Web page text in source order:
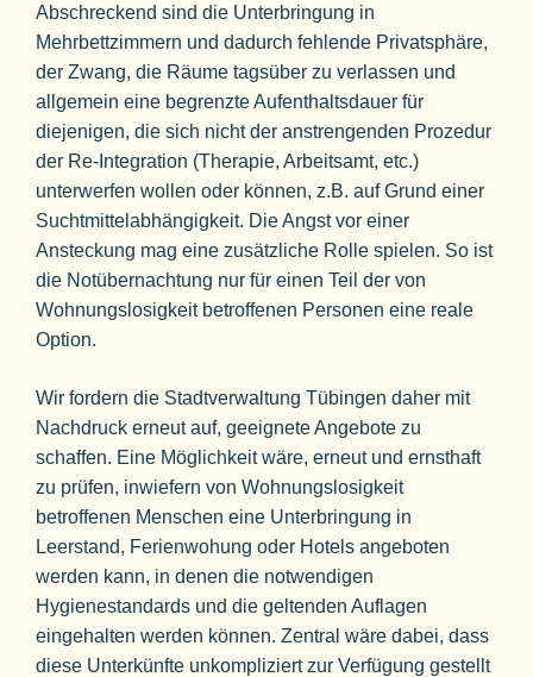
Abschreckend sind die Unterbringung in
Mehrbettzimmern und dadurch fehlende Privatsphäre,
der Zwang, die Räume tagsüber zu verlassen und
allgemein eine begrenzte Aufenthaltsdauer für
diejenigen, die sich nicht der anstrengenden Prozedur
der Re-Integration (Therapie, Arbeitsamt, etc.)
unterwerfen wollen oder können, z.B. auf Grund einer
Suchtmittelabhängigkeit. Die Angst vor einer
Ansteckung mag eine zusätzliche Rolle spielen. So ist
die Notübernachtung nur für einen Teil der von
Wohnungslosigkeit betroffenen Personen eine reale
Option.
Wir fordern die Stadtverwaltung Tübingen daher mit
Nachdruck erneut auf, geeignete Angebote zu
schaffen. Eine Möglichkeit wäre, erneut und ernsthaft
zu prüfen, inwiefern von Wohnungslosigkeit
betroffenen Menschen eine Unterbringung in
Leerstand, Ferienwohung oder Hotels angeboten
werden kann, in denen die notwendigen
Hygienestandards und die geltenden Auflagen
eingehalten werden können. Zentral wäre dabei, dass
diese Unterkünfte unkompliziert zur Verfügung gestellt